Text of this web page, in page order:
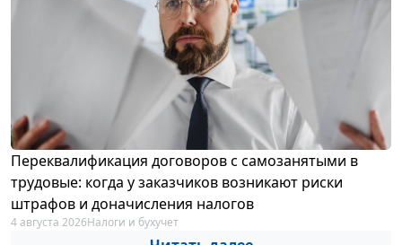
Переквалификация договоров с самозанятыми в
трудовые: когда у заказчиков возникают риски
штрафов и доначисления налогов
4 августа 2026Налоги и бухучет